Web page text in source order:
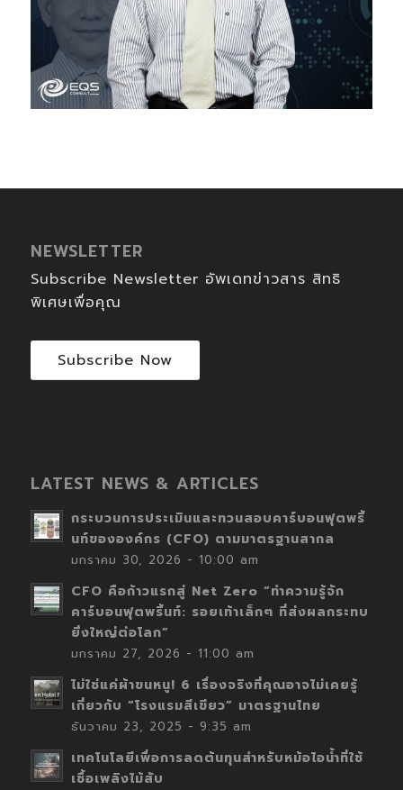
NEWSLETTER
Subscribe Newsletter อัพเดทข่าวสาร สิทธิ
พิเศษเพื่อคุณ
Subscribe Now
LATEST NEWS & ARTICLES
กระบวนการประเมินและทวนสอบคาร์บอนฟุตพริ้
นท์ขององค์กร (CFO) ตามมาตรฐานสากล
มกราคม 30, 2026 - 10:00 am
CFO คือก้าวแรกสู่ Net Zero “ทำความรู้จัก
คาร์บอนฟุตพริ้นท์: รอยเท้าเล็กๆ ที่ส่งผลกระทบ
ยิ่งใหญ่ต่อโลก”
มกราคม 27, 2026 - 11:00 am
ไม่ใช่แค่ผ้าขนหนู! 6 เรื่องจริงที่คุณอาจไม่เคยรู้
เกี่ยวกับ “โรงแรมสีเขียว” มาตรฐานไทย
ธันวาคม 23, 2025 - 9:35 am
เทคโนโลยีเพื่อการลดต้นทุนสำหรับหม้อไอน้ำที่ใช้
เชื้อเพลิงไม้สับ